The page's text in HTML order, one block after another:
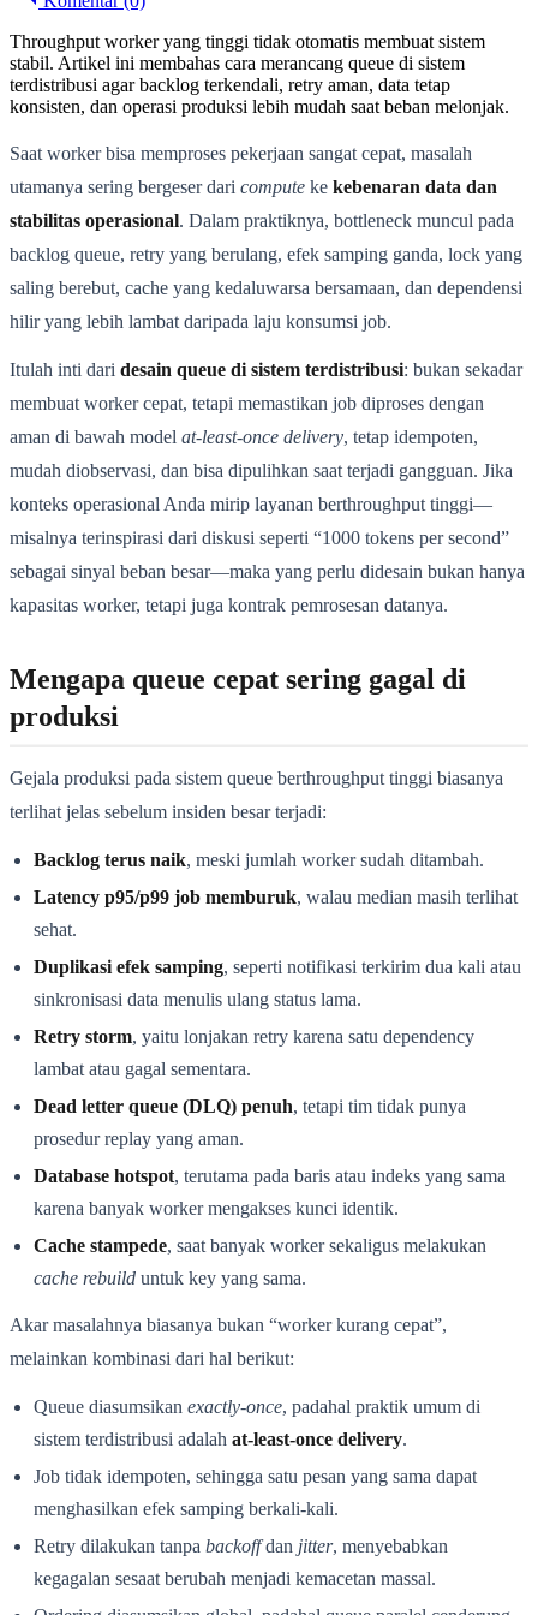
Throughput worker yang tinggi tidak otomatis membuat sistem
stabil. Artikel ini membahas cara merancang queue di sistem
terdistribusi agar backlog terkendali, retry aman, data tetap
konsisten, dan operasi produksi lebih mudah saat beban melonjak.
Saat worker bisa memproses pekerjaan sangat cepat, masalah
utamanya sering bergeser dari compute ke kebenaran data dan
stabilitas operasional. Dalam praktiknya, bottleneck muncul pada
backlog queue, retry yang berulang, efek samping ganda, lock yang
saling berebut, cache yang kedaluwarsa bersamaan, dan dependensi
hilir yang lebih lambat daripada laju konsumsi job.
Itulah inti dari desain queue di sistem terdistribusi: bukan sekadar
membuat worker cepat, tetapi memastikan job diproses dengan
aman di bawah model at-least-once delivery, tetap idempoten,
mudah diobservasi, dan bisa dipulihkan saat terjadi gangguan. Jika
konteks operasional Anda mirip layanan berthroughput tinggi—
misalnya terinspirasi dari diskusi seperti “1000 tokens per second”
sebagai sinyal beban besar—maka yang perlu didesain bukan hanya
kapasitas worker, tetapi juga kontrak pemrosesan datanya.
Mengapa queue cepat sering gagal di
produksi
Gejala produksi pada sistem queue berthroughput tinggi biasanya
terlihat jelas sebelum insiden besar terjadi:
Backlog terus naik, meski jumlah worker sudah ditambah.
Latency p95/p99 job memburuk, walau median masih terlihat
sehat.
Duplikasi efek samping, seperti notifikasi terkirim dua kali atau
sinkronisasi data menulis ulang status lama.
Retry storm, yaitu lonjakan retry karena satu dependency
lambat atau gagal sementara.
Dead letter queue (DLQ) penuh, tetapi tim tidak punya
prosedur replay yang aman.
Database hotspot, terutama pada baris atau indeks yang sama
karena banyak worker mengakses kunci identik.
Cache stampede, saat banyak worker sekaligus melakukan
cache rebuild untuk key yang sama.
Akar masalahnya biasanya bukan “worker kurang cepat”,
melainkan kombinasi dari hal berikut:
Queue diasumsikan exactly-once, padahal praktik umum di
sistem terdistribusi adalah at-least-once delivery.
Job tidak idempoten, sehingga satu pesan yang sama dapat
menghasilkan efek samping berkali-kali.
Retry dilakukan tanpa backoffdan jitter, menyebabkan
kegagalan sesaat berubah menjadi kemacetan massal.